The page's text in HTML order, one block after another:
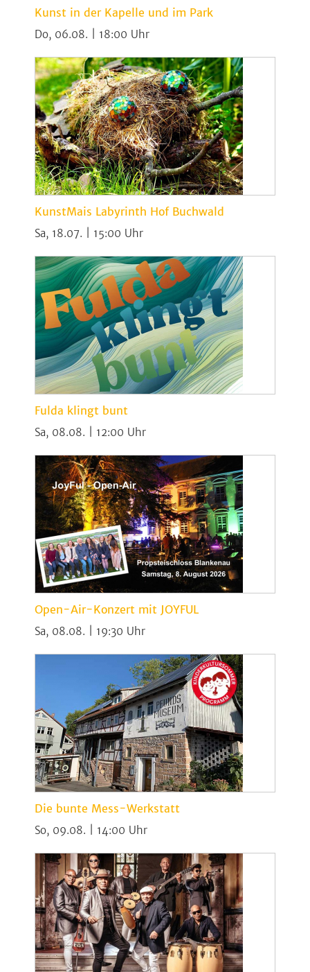
Kunst in der Kapelle und im Park
Do, 06.08. | 18:00
KunstMais Labyrinth Hof Buchwald
Sa, 18.07. | 15:00
Fulda klingt bunt
Sa, 08.08. | 12:00
Open-Air-Konzert mit JOYFUL
Sa, 08.08. | 19:30
Die bunte Mess-Werkstatt
So, 09.08. | 14:00